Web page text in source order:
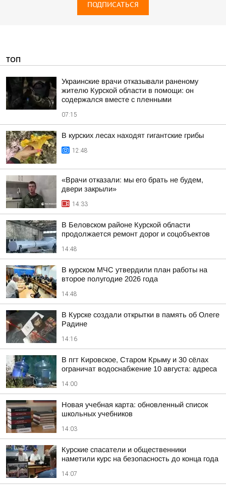
ПОДПИСАТЬСЯ
ТОП
Украинские врачи отказывали раненому
жителю Курской области в помощи: он
содержался вместе с пленными
07:15
В курских лесах находят гигантские грибы
12:48
«Врачи отказали: мы его брать не будем,
двери закрыли»
14:33
В Беловском районе Курской области
продолжается ремонт дорог и соцобъектов
14:48
В курском МЧС утвердили план работы на
второе полугодие 2026 года
14:48
В Курске создали открытки в память об Олеге
Радине
14:16
В пгт Кировское, Старом Крыму и 30 сёлах
ограничат водоснабжение 10 августа: адреса
14:00
Новая учебная карта: обновленный список
школьных учебников
14:03
Курские спасатели и общественники
наметили курс на безопасность до конца года
14:07